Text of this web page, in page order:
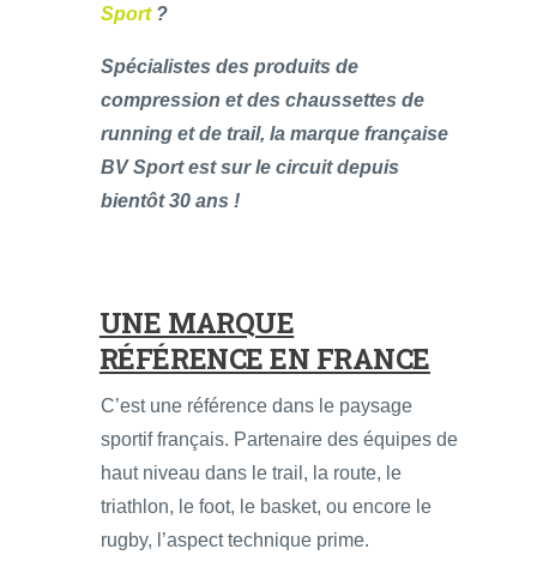
Sport?
Spécialistes des produits de
compression et des chaussettes de
running et de trail, la marque française
BV Sport est sur le circuit depuis
bientôt 30 ans !
UNE MARQUE
RÉFÉRENCE EN FRANCE
C’est une référence dans le paysage
sportif français. Partenaire des équipes de
haut niveau dans le trail, la route, le
triathlon, le foot, le basket, ou encore le
rugby, l’aspect technique prime.